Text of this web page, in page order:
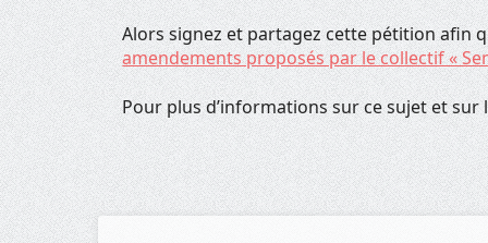
Alors signez et partagez cette pétition afin
amendements proposés par le collectif «
Pour plus d’informations sur ce sujet et sur